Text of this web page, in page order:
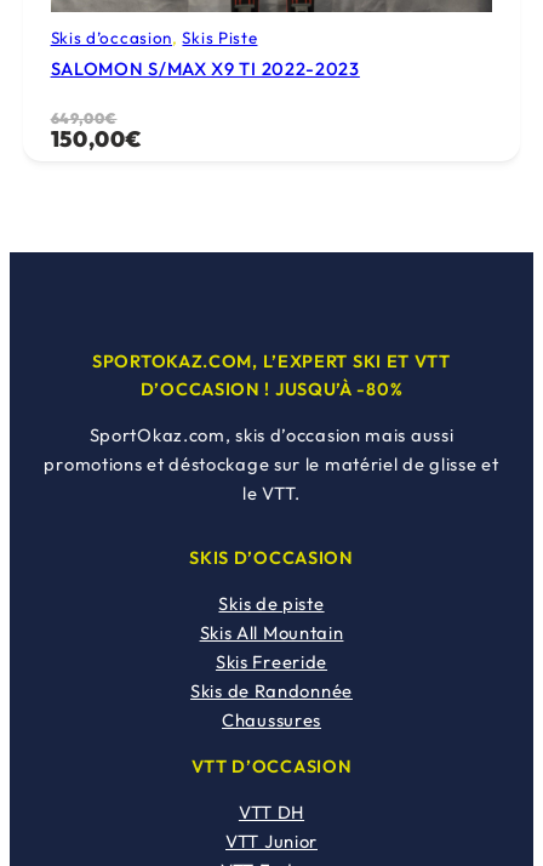
Skis d’occasion, Skis Piste
SALOMON S/MAX X9 TI 2022-2023
649,00€
Le
prix
649,00€.
150,00€
Le
prix
150,00€.
SPORTOKAZ.COM, L’EXPERT SKI ET VTT
D’OCCASION ! JUSQU’À -80%
SportOkaz.com, skis d’occasion mais aussi
promotions et déstockage sur le matériel de glisse et
le VTT.
SKIS D’OCCASION
Skis de piste
Skis All Mountain
Skis Freeride
Skis de Randonnée
Chaussures
VTT D’OCCASION
VTT DH
VTT Junior